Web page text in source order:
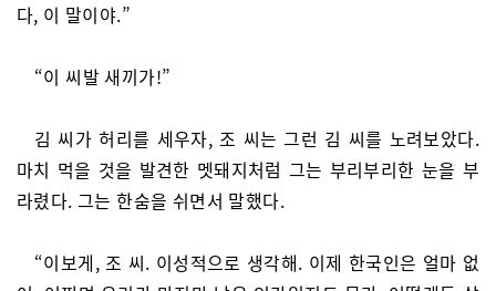
다, 이 말이야.”
“이 씨발 새끼가!”
김 씨가 허리를 세우자, 조 씨는 그런 김 씨를 노려보았다.
마치 먹을 것을 발견한 멧돼지처럼 그는 부리부리한 눈을 부
라렸다. 그는 한숨을 쉬면서 말했다.
“이보게, 조 씨. 이성적으로 생각해. 이제 한국인은 얼마 없